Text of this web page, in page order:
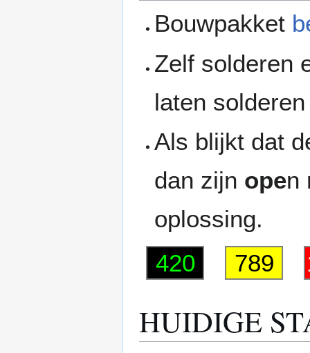
Bouwpakket
Zelf solderen
laten
Als blijkt dat
dan zijn open
oplossing.
420
789
HUIDIGE